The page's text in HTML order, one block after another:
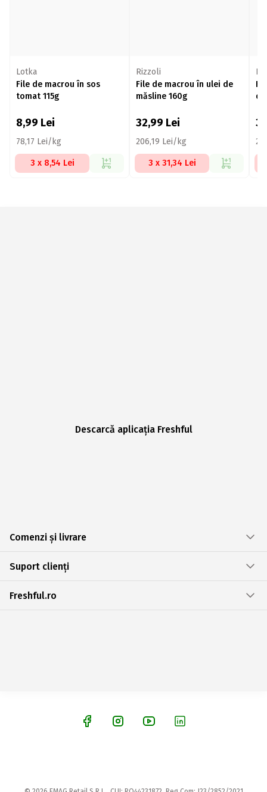
Lotka
File de macrou în sos
tomat 115g
8,99 Lei
78,17 Lei/kg
3 x 8,54 Lei
Rizzoli
File de macrou în ulei de
măsline 160g
32,99 Lei
206,19 Lei/kg
3 x 31,34 Lei
Descarcă aplicația Freshful
Comenzi și livrare
Suport clienți
Freshful.ro